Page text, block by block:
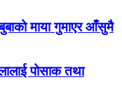
माया गुमाएर आँसुमै
पोसाक तथा